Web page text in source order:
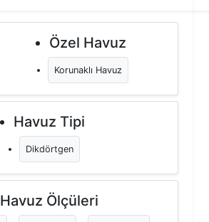
Özel Havuz
Korunaklı Havuz
Havuz Tipi
Dikdörtgen
Havuz Ölçüleri